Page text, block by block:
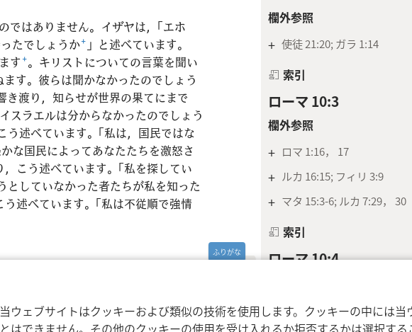
ウェブサイトはクッキーおよび類似の技術を使用します。クッキーの中には
はできません。その他のクッキーの使用を受け入れるか拒否するかは選択す
欄外参照
+ 使徒 21:20; ガラ 1:14
索引
ローマ 10:3
欄外参照
+ ロマ 1:16， 17
+ ルカ 16:15; フィリ 3:9
+ マタ 15:3-6; ルカ 7:29， 30
索引
ローマ 10:4
つかの意味合いがある。始
（マタ 24:14。 マル 3:26。啓
ではありません。イザヤは，「エホ
たでしょうか+ 」と述べています。
す+。キリストについての言葉を聞い
ます。彼らは聞かなかったのでしょう
き渡り，知らせが世界の果てにまで
スラエルは分からなかったのでしょう
う述べています。「私は，国民ではな
な国民によってあなたたちを激怒さ
こう述べています。「私を探してい
としていなかった者たちが私を知った
述べています。「私は不従順で強情